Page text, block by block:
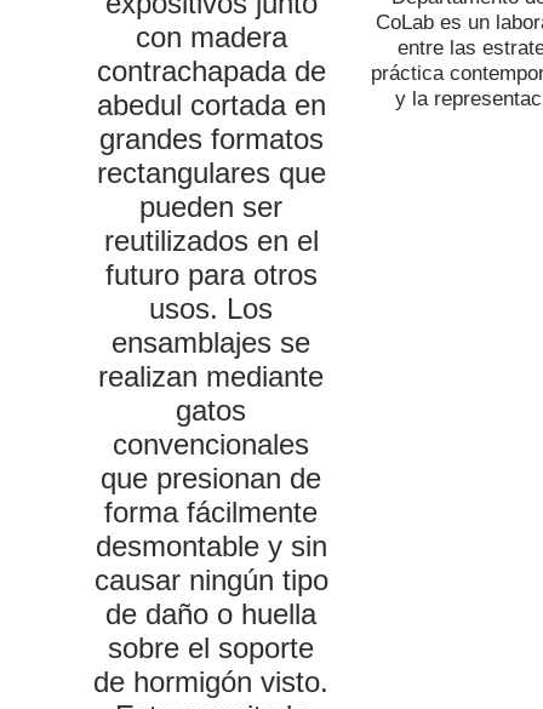
con madera
contrachapada de
abedul cortada en
grandes formatos
rectangulares que
pueden ser
reutilizados en el
futuro para otros
usos. Los
ensamblajes se
realizan mediante
gatos
convencionales
que presionan de
forma fácilmente
desmontable y sin
causar ningún tipo
de daño o huella
sobre el soporte
de hormigón visto.
CoLab es un
entre las
práctica
y la